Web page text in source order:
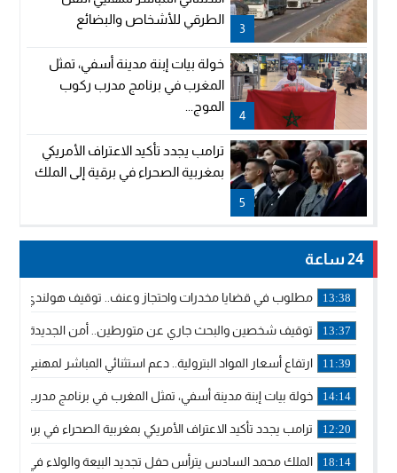
3
الطرقي للأشخاص والبضائع
4
خولة بيات إبنة مدينة أسفي، تمثل
المغرب في برنامج مدرب ركوب
الموج...
5
ترامب يجدد تأكيد الاعتراف الأمريكي
بمغربية الصحراء في برقية إلى الملك
24 ساعة
13:38 مطلوب في قضايا مخدرات واحتجاز وعنف.. توقيف هولندي
13:37 توقيف شخصين والبحث جاري عن متورطين.. أمن الجديدة يفك
11:39 ارتفاع أسعار المواد البترولية.. دعم استثنائي المباشر لمهنيي
14:14 خولة بيات إبنة مدينة أسفي، تمثل المغرب في برنامج مدرب
12:20 ترامب يجدد تأكيد الاعتراف الأمريكي بمغربية الصحراء في برقية
18:14 الملك محمد السادس يترأس حفل تجديد البيعة والولاء في